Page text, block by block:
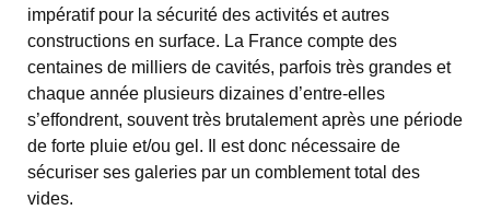
impératif pour la sécurité des activités et autres
constructions en surface. La France compte des
centaines de milliers de cavités, parfois très grandes et
chaque année plusieurs dizaines d’entre-elles
s’effondrent, souvent très brutalement après une période
de forte pluie et/ou gel. Il est donc nécessaire de
sécuriser ses galeries par un comblement total des
vides.